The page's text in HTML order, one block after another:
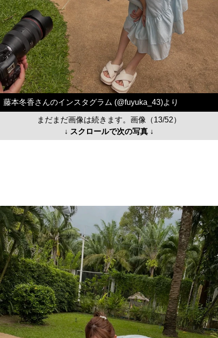
藤本冬香さんのインスタグラム (@fuyuka_43)より
まだまだ画像は続きます。画像（13/52）
↓ スクロールで次の写真 ↓